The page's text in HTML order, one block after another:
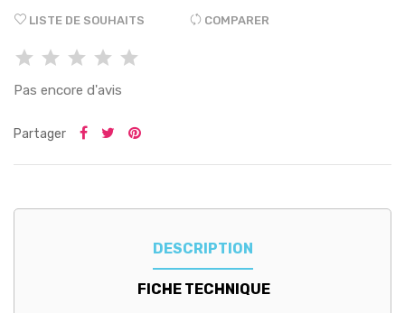
LISTE DE SOUHAITS COMPARER
Pas encore d'avis
Partager
DESCRIPTION
FICHE TECHNIQUE